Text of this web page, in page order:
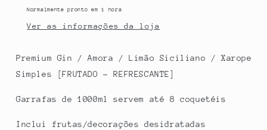
Normalmente pronto em 1 hora
Ver as informações da loja
Premium Gin / Amora / Limão Siciliano / Xarope
Simples [FRUTADO - REFRESCANTE]
Garrafas de 1000ml servem até 8 coquetéis
Inclui frutas/decorações desidratadas